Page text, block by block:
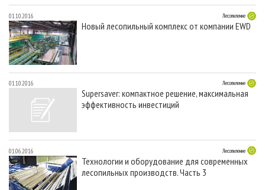
01.10.2016 Лесопиление
Новый лесопильный комплекс от компании EWD
01.10.2016 Лесопиление
Supersaver: компактное решение, максимальная
эффективность инвестиций
01.06.2016 Лесопиление
Технологии и оборудование для современных
лесопильных производств. Часть 3